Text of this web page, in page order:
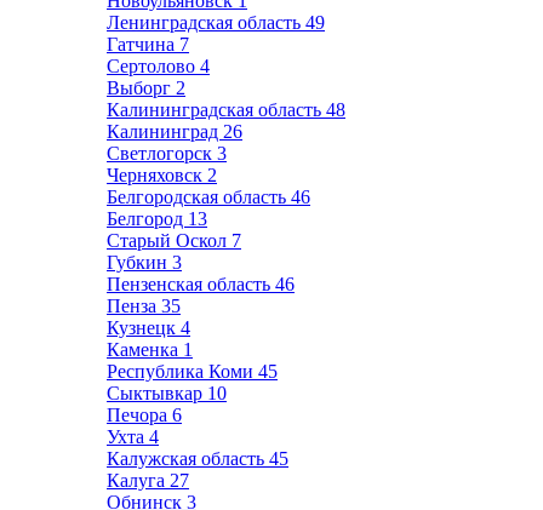
Ленинградская область 49
Гатчина 7
Сертолово 4
Выборг 2
Калининградская область 48
Калининград 26
Светлогорск 3
Черняховск 2
Белгородская область 46
Белгород 13
Старый Оскол 7
Губкин 3
Пензенская область 46
Пенза 35
Кузнецк 4
Каменка 1
Республика Коми 45
Сыктывкар 10
Печора 6
Ухта 4
Калужская область 45
Калуга 27
Обнинск 3